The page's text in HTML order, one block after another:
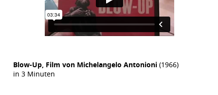
Blow-Up, Film von Michelangelo Antonioni(1966)
in 3 Minuten